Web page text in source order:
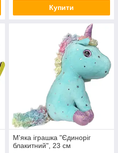
Купити
М'яка іграшка "Єдиноріг
блакитний", 23 см